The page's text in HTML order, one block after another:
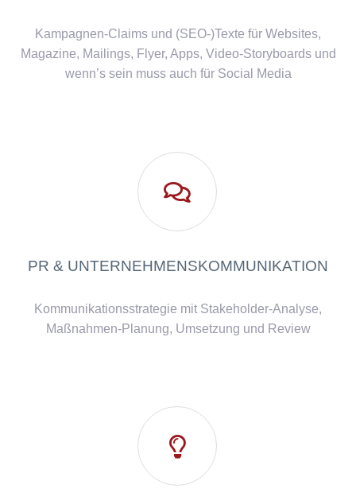
Kampagnen-Claims und (SEO-)Texte für Websites,
Magazine, Mailings, Flyer, Apps, Video-Storyboards und
wenn’s sein muss auch für Social Media

PR & UNTERNEHMENSKOMMUNIKATION
Kommunikationsstrategie mit Stakeholder-Analyse,
Maßnahmen-Planung, Umsetzung und Review
